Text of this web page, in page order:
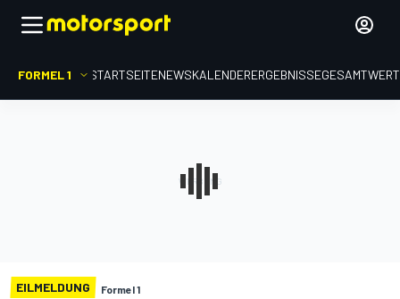
FORMEL 1 STARTSEITENEWSKALENDERERGEBNISSE
EILMELDUNG Formel 1